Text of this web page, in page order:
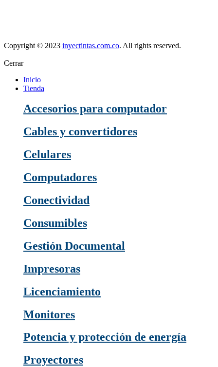
Copyright © 2023 inyectintas.com.co. All rights reserved.
Cerrar
Inicio
Tienda
Accesorios para computador
Cables y convertidores
Celulares
Computadores
Conectividad
Consumibles
Gestión Documental
Impresoras
Licenciamiento
Monitores
Potencia y protección de energía
Proyectores